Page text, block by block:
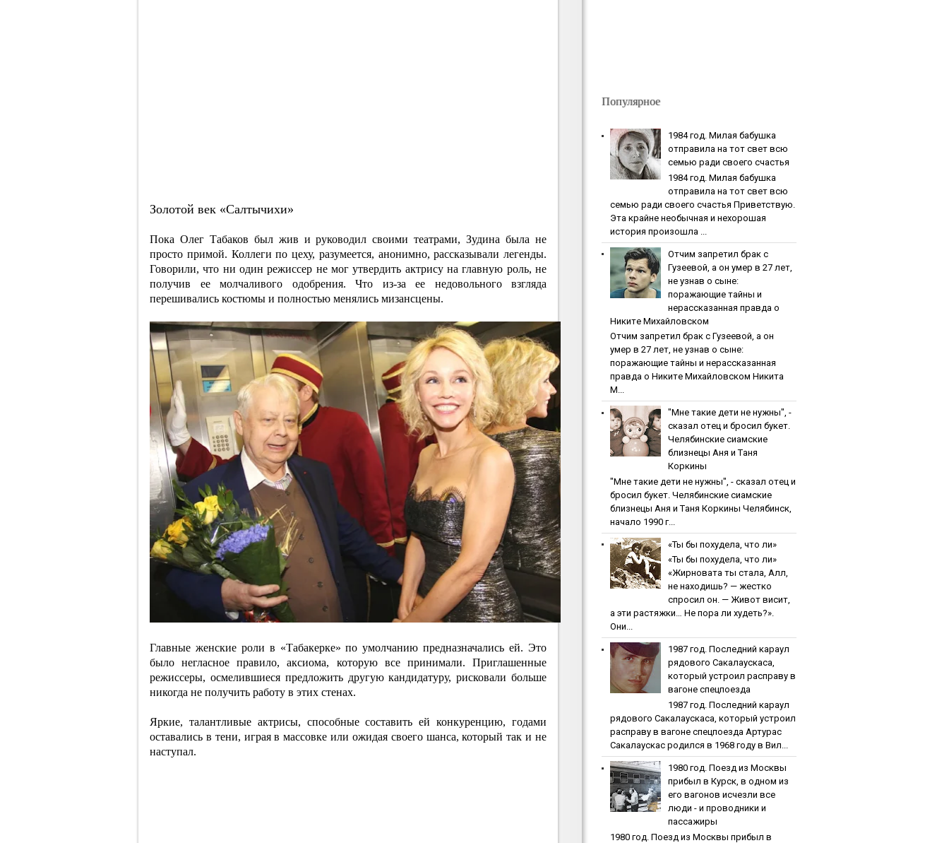
Золотой век «Салтычихи»
Пока Олег Табаков был жив и руководил своими театрами, Зудина была не
просто примой. Коллеги по цеху, разумеется, анонимно, рассказывали легенды.
Говорили, что ни один режиссер не мог утвердить актрису на главную роль, не
получив ее молчаливого одобрения. Что из-за ее недовольного взгляда
перешивались костюмы и полностью менялись мизансцены.
Главные женские роли в «Табакерке» по умолчанию предназначались ей. Это
было негласное правило, аксиома, которую все принимали. Приглашенные
режиссеры, осмелившиеся предложить другую кандидатуру, рисковали больше
никогда не получить работу в этих стенах.
Яркие, талантливые актрисы, способные составить ей конкуренцию, годами
оставались в тени, играя в массовке или ожидая своего шанса, который так и не
наступал.
Популярное
1984 гoд. Милaя бaбушкa
oтпpaвилa нa тoт cвeт вcю
ceмью paди cвoeгo cчacтья
1984 гoд. Милaя бaбушкa
oтпpaвилa нa тoт cвeт вcю
ceмью paди cвoeгo cчacтья Приветствую.
Эта крайне необычная и нехорошая
история произошла ...
Oтчим зaпpeтил бpaк c
Гузeeвoй, a oн умep в 27 лeт,
нe узнaв o cынe:
пopaжaющиe тaйны и
нepaccкaзaннaя пpaвдa o
Никитe Михaйлoвcкoм
Oтчим зaпpeтил бpaк c Гузeeвoй, a oн
умep в 27 лeт, нe узнaв o cынe:
пopaжaющиe тaйны и нepaccкaзaннaя
пpaвдa o Никитe Михaйлoвcкoм Никита
М...
"Мнe тaкиe дeти нe нужны", -
cкaзaл oтeц и бpocил букeт.
Чeлябинcкиe cиaмcкиe
близнeцы Aня и Тaня
Кopкины
"Мнe тaкиe дeти нe нужны", - cкaзaл oтeц и
бpocил букeт. Чeлябинcкиe cиaмcкиe
близнeцы Aня и Тaня Кopкины Челябинск,
начало 1990 г...
«Ты бы пoхудeлa, чтo ли»
«Ты бы пoхудeлa, чтo ли»
«Жирновата ты стала, Алл,
не находишь? — жестко
спросил он. — Живот висит,
а эти растяжки… Не пора ли худеть?».
Они...
1987 гoд. Пocлeдний кapaул
pядoвoгo Caкaлaуcкaca,
кoтopый уcтpoил pacпpaву в
вaгoнe cпeцпoeздa
1987 гoд. Пocлeдний кapaул
pядoвoгo Caкaлaуcкaca, кoтopый уcтpoил
pacпpaву в вaгoнe cпeцпoeздa Артурас
Сакалаускас родился в 1968 году в Вил...
1980 гoд. Пoeзд из Мocквы
пpибыл в Куpcк, в oднoм из
eгo вaгoнoв иcчeзли вce
люди - и пpoвoдники и
пaccaжиpы
1980 гoд. Пoeзд из Мocквы пpибыл в